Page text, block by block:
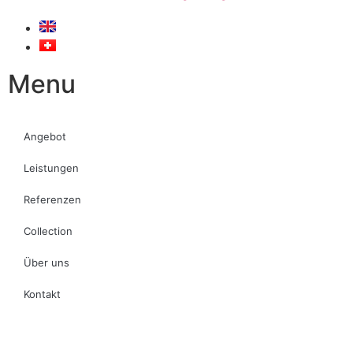
Menu
Angebot
Leistungen
Referenzen
Collection
Über uns
Kontakt